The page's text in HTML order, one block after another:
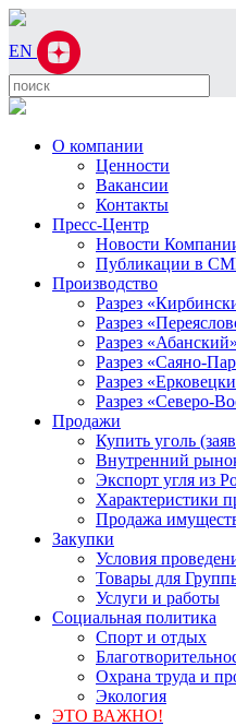
EN
О компании
Ценности
Вакансии
Контакты
Пресс-Центр
Новости
Публикации в
Производство
Разрез
Разрез
Разрез «Абанский»
Разрез «Саяно-
Разрез
Разрез «Северо-
Продажи
Купить уголь
Внутренний
Экспорт угля из
Характеристики
Продажа
Закупки
Условия
Товары для
Услуги и работы
Социальная политика
Спорт и отдых
Охрана труда и
Экология
ЭТО ВАЖНО!